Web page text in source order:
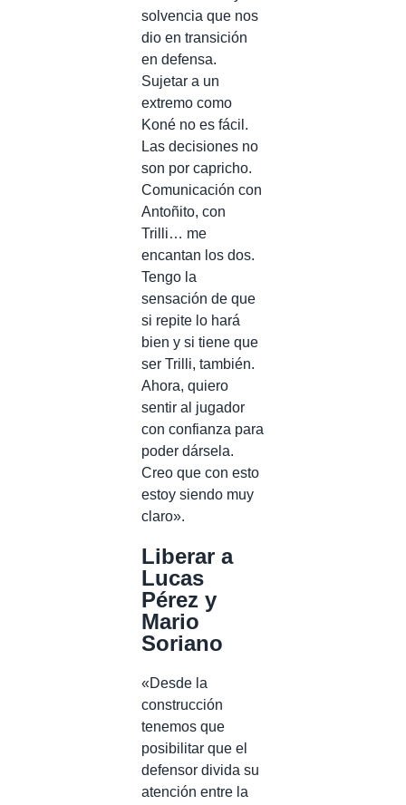
solvencia que nos
dio en transición
en defensa.
Sujetar a un
extremo como
Koné no es fácil.
Las decisiones no
son por capricho.
Comunicación con
Antoñito, con
Trilli… me
encantan los dos.
Tengo la
sensación de que
si repite lo hará
bien y si tiene que
ser Trilli, también.
Ahora, quiero
sentir al jugador
con confianza para
poder dársela.
Creo que con esto
estoy siendo muy
claro».
Liberar a
Lucas
Pérez y
Mario
Soriano
«Desde la
construcción
tenemos que
posibilitar que el
defensor divida su
atención entre la